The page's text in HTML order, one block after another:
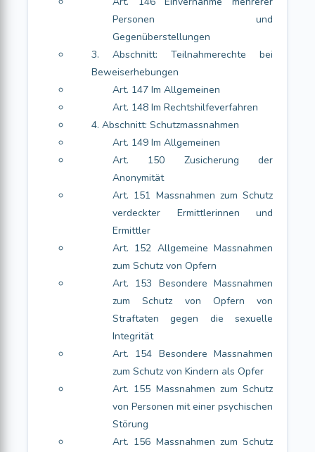
Personen und
Gegenüberstellungen
3. Abschnitt: Teilnahmerechte bei
Beweiserhebungen
Art. 147 Im Allgemeinen
Art. 148 Im Rechtshilfeverfahren
4. Abschnitt: Schutzmassnahmen
Art. 149 Im Allgemeinen
Art. 150 Zusicherung der
Anonymität
Art. 151 Massnahmen zum Schutz
verdeckter Ermittlerinnen und
Ermittler
Art. 152 Allgemeine Massnahmen
zum Schutz von Opfern
Art. 153 Besondere Massnahmen
zum Schutz von Opfern von
Straftaten gegen die sexuelle
Integrität
Art. 154 Besondere Massnahmen
zum Schutz von Kindern als Opfer
Art. 155 Massnahmen zum Schutz
von Personen mit einer psychischen
Störung
Art. 156 Massnahmen zum Schutz